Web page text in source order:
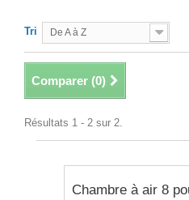
Tri De A à Z
Comparer (0)
Résultats 1 - 2 sur 2.
Chambre à air 8